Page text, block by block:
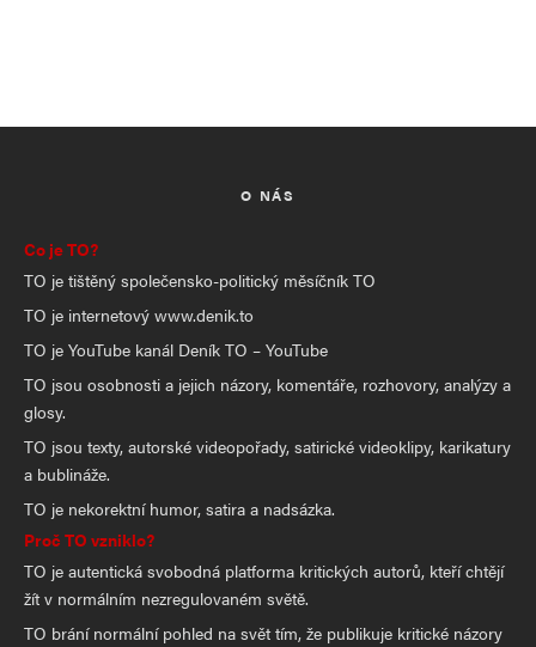
O NÁS
Co je TO?
TO je tištěný společensko-politický měsíčník TO
TO je internetový www.denik.to
TO je YouTube kanál Deník TO – YouTube
TO jsou osobnosti a jejich názory, komentáře, rozhovory, analýzy a
glosy.
TO jsou texty, autorské videopořady, satirické videoklipy, karikatury
a bublináže.
TO je nekorektní humor, satira a nadsázka.
Proč TO vzniklo?
TO je autentická svobodná platforma kritických autorů, kteří chtějí
žít v normálním nezregulovaném světě.
TO brání normální pohled na svět tím, že publikuje kritické názory